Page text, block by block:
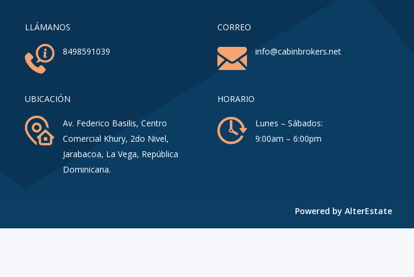
LLÁMANOS
8498591039
UBICACIÓN
Av. Federico Basilis, Centro
Comercial Khury, 2do Nivel,
Jarabacoa, La Vega, República
Dominicana.
CORREO
info@cabinbrokers.net
HORARIO
Lunes – Sábados:
9:00am – 6:00pm
Powered by AlterEstate